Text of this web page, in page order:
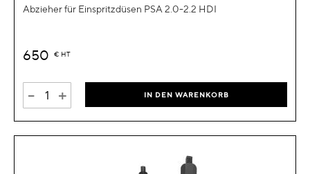
Abzieher für Einspritzdüsen PSA 2.0-2.2 HDI
650 € HT
- + IN DEN WARENKORB